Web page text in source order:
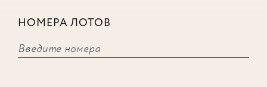
НОМЕРА ЛОТОВ
соответствует ни одного лота